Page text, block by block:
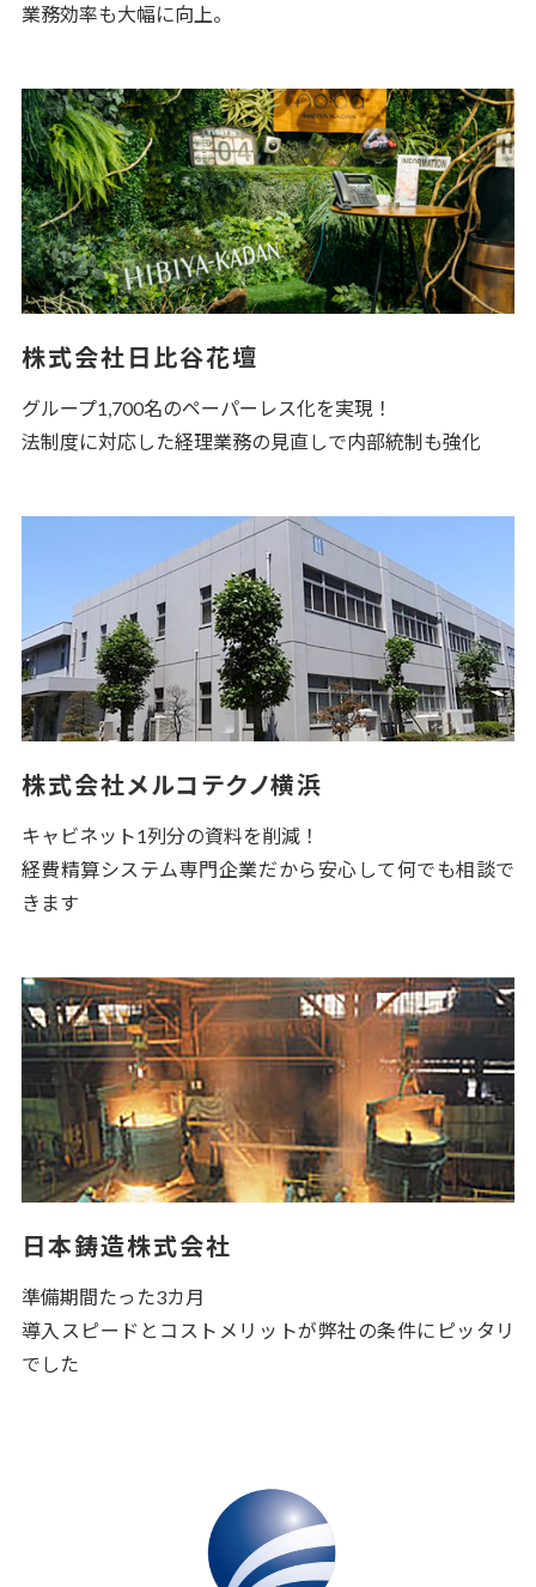
業務効率も大幅に向上。
株式会社日比谷花壇
グループ1,700名のペーパーレス化を実現！
法制度に対応した経理業務の見直しで内部統制も強化
株式会社メルコテクノ横浜
キャビネット1列分の資料を削減！
経費精算システム専門企業だから安心して何でも相談で
きます
日本鋳造株式会社
準備期間たった3カ月
導入スピードとコストメリットが弊社の条件にピッタリ
でした